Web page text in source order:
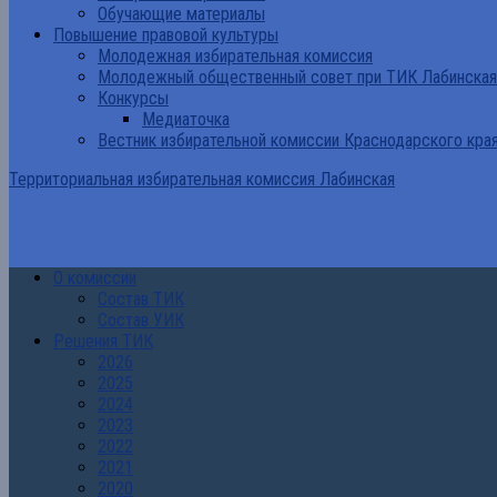
Обучающие материалы
Повышение правовой культуры
Молодежная избирательная комиссия
Молодежный общественный совет при ТИК Лабинская
Конкурсы
Медиаточка
Вестник избирательной комиссии Краснодарского
Территориальная избирательная комиссия Лабинская
О комиссии
Состав ТИК
Состав УИК
Решения ТИК
2026
2025
2024
2023
2022
2021
2020